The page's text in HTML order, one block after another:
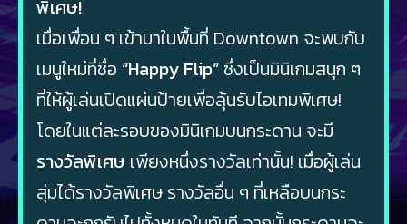
พิเศษ!
เมื่อเพื่อน ๆ เข้ามาในพื้นที่ Downtown จะพบกับ
เมนูใหม่ที่ชื่อ “Happy Flip” ซึ่งเป็นมินิเกมสนุก ๆ
ที่ให้ผู้เล่นเปิดแผ่นป้ายเพื่อลุ้นรับไอเทมพิเศษ!
โดยในแต่ละรอบของมินิเกมบนกระดาน จะมี
รางวัลพิเศษ เพียงหนึ่งรางวัลเท่านั้น! เมื่อผู้เล่น
สุ่มได้รางวัลพิเศษ รางวัลอื่น ๆ ที่เหลือบนกระ